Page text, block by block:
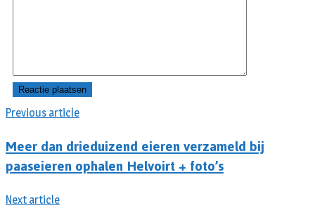
Previous article
Meer dan drieduizend eieren verzameld bij
paaseieren ophalen Helvoirt + foto’s
Next article